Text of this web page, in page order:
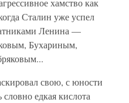
хамство как
Сталин уже успел
Ленина —
Бухариным,
свою, с юности
едкая кислота